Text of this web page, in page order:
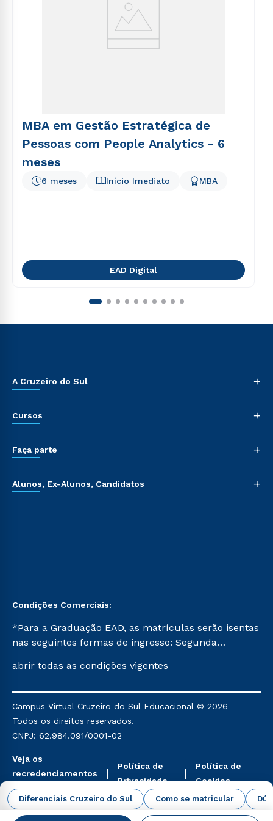
Diferenciais Cruzeiro do Sul Como se matricular
MBA em Gestão Estratégica de
Pessoas com People Analytics - 6
meses
Início Imediato
6 meses MBA
EAD Digital
A Cruzeiro do Sul +
Cursos +
Faça parte +
Alunos, Ex-Alunos, Candidatos +
Condições Comerciais:
*Para a Graduação EAD, as matrículas serão isentas
nas seguintes formas de ingresso: Segunda
Já para as demais, a taxa de matrícula será de R$
mencionadas são referentes aos cursos: Ensino
Religioso, Geografia para a Docência e Metodologia
do Ensino de História: Questões Atuais.
abrir todas as condições vigentes
Campus Virtual Cruzeiro do Sul Educacional © 2026 -
Todos os direitos reservados.
CNPJ: 62.984.091/0001-02
Veja os
recredenciamentos
aqui
Política de
Privacidade
Política de
Cookies